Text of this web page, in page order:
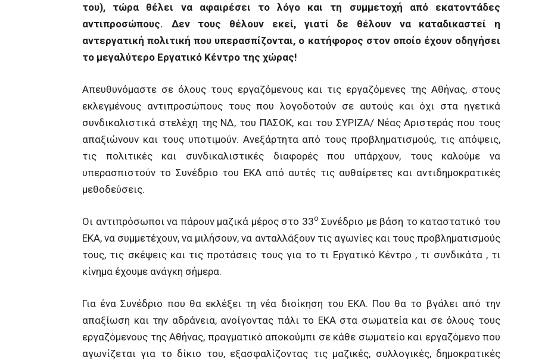
του), τώρα θέλει να αφαιρέσει το λόγο και τη συμμετοχή από εκατοντάδες
αντιπροσώπους. Δεν τους θέλουν εκεί, γιατί δε θέλουν να καταδικαστεί η
αντεργατική πολιτική που υπερασπίζονται, ο κατήφορος στον οποίο έχουν οδηγήσει
το μεγαλύτερο Εργατικό Κέντρο της χώρας!
Απευθυνόμαστε σε όλους τους εργαζόμενους και τις εργαζόμενες της Αθήνας, στους
εκλεγμένους αντιπροσώπους τους που λογοδοτούν σε αυτούς και όχι στα ηγετικά
συνδικαλιστικά στελέχη της ΝΔ, του ΠΑΣΟΚ, και του ΣΥΡΙΖΑ/ Νέας Αριστεράς που τους
απαξιώνουν και τους υποτιμούν. Ανεξάρτητα από τους προβληματισμούς, τις απόψεις,
τις πολιτικές και συνδικαλιστικές διαφορές που υπάρχουν, τους καλούμε να
υπερασπιστούν το Συνέδριο του ΕΚΑ από αυτές τις αυθαίρετες και αντιδημοκρατικές
μεθοδεύσεις.
Οι αντιπρόσωποι να πάρουν μαζικά μέρος στο 33ο Συνέδριο με βάση το καταστατικό του
ΕΚΑ, να συμμετέχουν, να μιλήσουν, να ανταλλάξουν τις αγωνίες και τους προβληματισμούς
τους, τις σκέψεις και τις προτάσεις τους για το τι Εργατικό Κέντρο , τι συνδικάτα , τι
κίνημα έχουμε ανάγκη σήμερα.
Για ένα Συνέδριο που θα εκλέξει τη νέα διοίκηση του ΕΚΑ. Που θα το βγάλει από την
απαξίωση και την αδράνεια, ανοίγοντας πάλι το ΕΚΑ στα σωματεία και σε όλους τους
εργαζόμενους της Αθήνας, πραγματικό αποκούμπι σε κάθε σωματείο και εργαζόμενο που
αγωνίζεται για το δίκιο του, εξασφαλίζοντας τις μαζικές, συλλογικές, δημοκρατικές